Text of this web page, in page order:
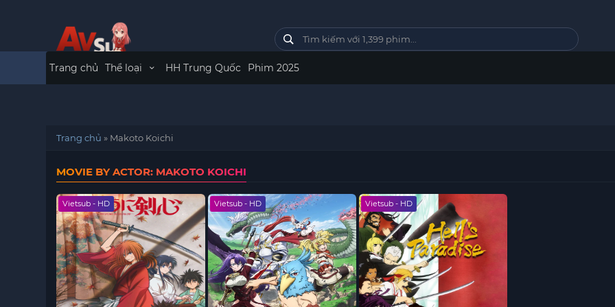
Trang chủ Thể loại HH Trung Quốc Phim 2025
Trang chủ » Makoto Koichi
MOVIE BY ACTOR: MAKOTO KOICHI
Vietsub - HD Vietsub - HD Vietsub - HD